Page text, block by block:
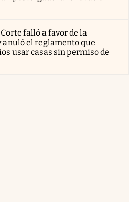
falló a favor de la
el reglamento que
usar casas sin permiso de